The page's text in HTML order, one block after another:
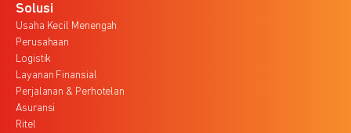
Solusi
Usaha Kecil Menengah
Perusahaan
Logistik
Layanan Finansial
Perjalanan & Perhotelan
Asuransi
Ritel